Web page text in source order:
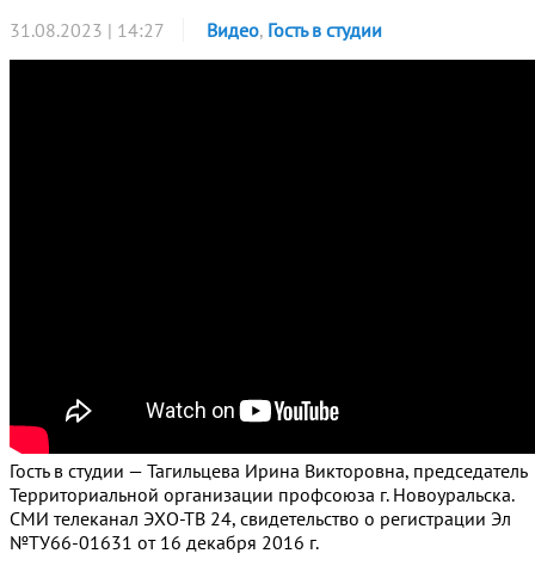
31.08.2023 | 14:27 Видео, Гость в студии
Гость в студии — Тагильцева Ирина Викторовна, председатель
Территориальной организации профсоюза г. Новоуральска.
СМИ телеканал ЭХО-ТВ 24, свидетельство о регистрации Эл
№ТУ66-01631 от 16 декабря 2016 г.